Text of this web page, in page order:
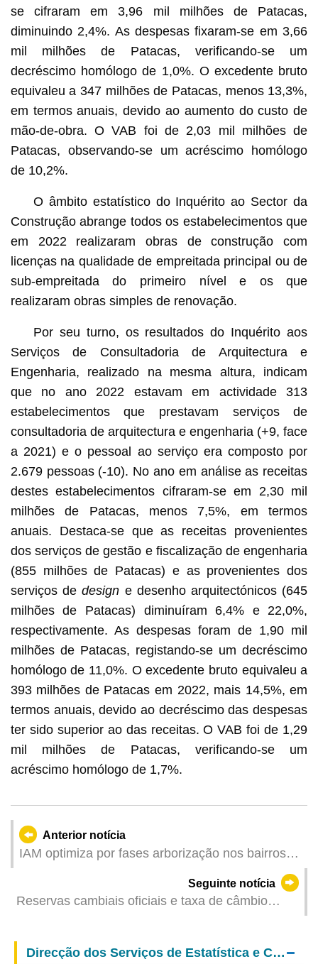
se cifraram em 3,96 mil milhões de Patacas,
diminuindo 2,4%. As despesas fixaram-se em 3,66
mil milhões de Patacas, verificando-se um
decréscimo homólogo de 1,0%. O excedente bruto
equivaleu a 347 milhões de Patacas, menos 13,3%,
em termos anuais, devido ao aumento do custo de
mão-de-obra. O VAB foi de 2,03 mil milhões de
Patacas, observando-se um acréscimo homólogo
de 10,2%.
O âmbito estatístico do Inquérito ao Sector da
Construção abrange todos os estabelecimentos que
em 2022 realizaram obras de construção com
licenças na qualidade de empreitada principal ou de
sub-empreitada do primeiro nível e os que
realizaram obras simples de renovação.
Por seu turno, os resultados do Inquérito aos
Serviços de Consultadoria de Arquitectura e
Engenharia, realizado na mesma altura, indicam
que no ano 2022 estavam em actividade 313
estabelecimentos que prestavam serviços de
consultadoria de arquitectura e engenharia (+9, face
a 2021) e o pessoal ao serviço era composto por
2.679 pessoas (-10). No ano em análise as receitas
destes estabelecimentos cifraram-se em 2,30 mil
milhões de Patacas, menos 7,5%, em termos
anuais. Destaca-se que as receitas provenientes
dos serviços de gestão e fiscalização de engenharia
(855 milhões de Patacas) e as provenientes dos
serviços dedesign e desenho arquitectónicos (645
milhões de Patacas) diminuíram 6,4% e 22,0%,
respectivamente. As despesas foram de 1,90 mil
milhões de Patacas, registando-se um decréscimo
homólogo de 11,0%. O excedente bruto equivaleu a
393 milhões de Patacas em 2022, mais 14,5%, em
termos anuais, devido ao decréscimo das despesas
ter sido superior ao das receitas. O VAB foi de 1,29
mil milhões de Patacas, verificando-se um
acréscimo homólogo de 1,7%.
Anterior notícia
IAM optimiza por fases arborização nos bairros
Seguinte notícia
Reservas cambiais oficiais e taxa de câmbio
Direcção dos Serviços de Estatística e Censos